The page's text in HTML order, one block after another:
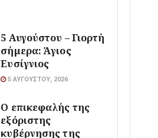
5 Αυγούστου – Γιορτή
σήμερα: Άγιος
Ευσίγνιος
5 ΑΥΓΟΎΣΤΟΥ, 2026
Ο επικεφαλής της
εξόριστης
κυβέρνησης της